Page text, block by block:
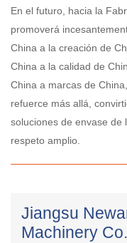
En el futuro, hacia la
promoverá
China a la creación de
China a la calidad de
China a marcas de
refuerce más allá,
soluciones de envase de
respeto amplio.
Jiangsu
Machinery